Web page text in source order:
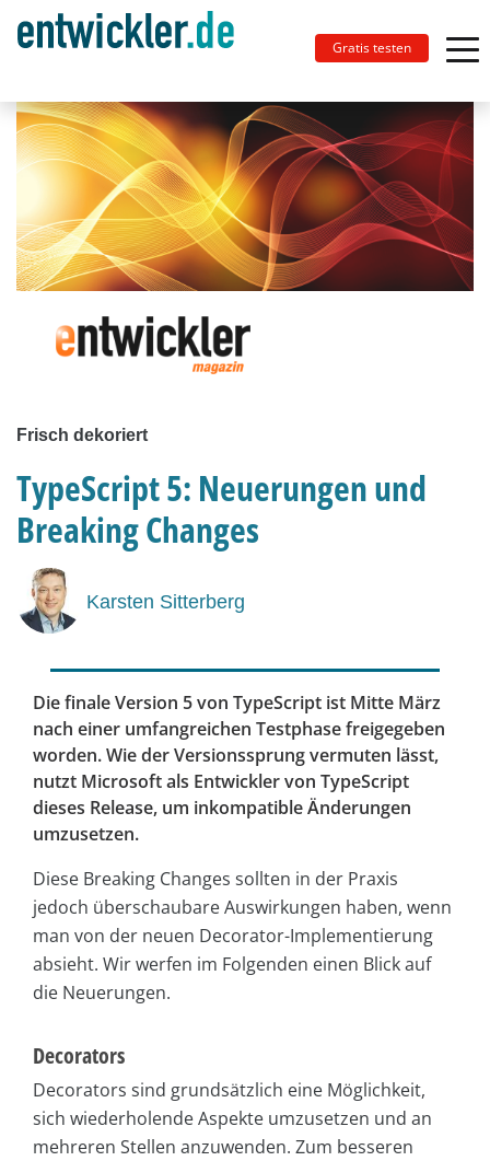
Gratis testen
Frisch dekoriert
TypeScript 5: Neuerungen und
Breaking Changes
Karsten Sitterberg
Die finale Version 5 von TypeScript ist Mitte März
nach einer umfangreichen Testphase freigegeben
worden. Wie der Versionssprung vermuten lässt,
nutzt Microsoft als Entwickler von TypeScript
dieses Release, um inkompatible Änderungen
umzusetzen.
Diese Breaking Changes sollten in der Praxis
jedoch überschaubare Auswirkungen haben, wenn
man von der neuen Decorator-Implementierung
absieht. Wir werfen im Folgenden einen Blick auf
die Neuerungen.
Decorators
Decorators sind grundsätzlich eine Möglichkeit,
sich wiederholende Aspekte umzusetzen und an
mehreren Stellen anzuwenden. Zum besseren